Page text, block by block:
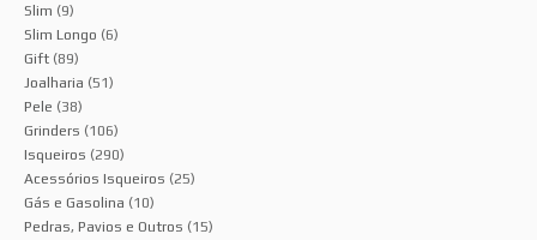
Slim (9)
Slim Longo (6)
Gift (89)
Joalharia (51)
Pele (38)
Grinders (106)
Isqueiros (290)
Acessórios Isqueiros (25)
Gás e Gasolina (10)
Pedras, Pavios e Outros (15)